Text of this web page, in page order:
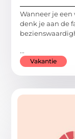
Wanneer je
denk je aan de
...
Vakantie